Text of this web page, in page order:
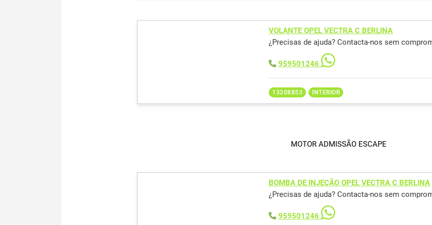
VOLANTE OPEL VECTRA C BERLINA
¿Precisas de ajuda? Contacta-nos sem
959501246
13208853 INTERIOR
MOTOR ADMISSÃO ESCAPE
BOMBA DE INJEÇÃO OPEL VECTRA C BERLINA
¿Precisas de ajuda? Contacta-nos sem
959501246